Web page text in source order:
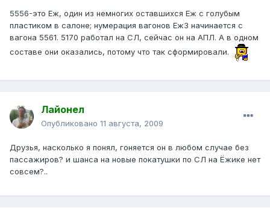
5556-это Еж, один из немногих оставшихся Еж с голубым
пластиком в салоне; нумерация вагонов Еж3 начинается с
вагона 5561. 5170 работал на СЛ, сейчас он на АПЛ. А в одном
составе они оказались, потому что так сформировали.
Лайонел
Опубликовано 11 августа, 2009
Друзья, насколько я понял, гоняется он в любом случае без
пассажиров? и шанса на новые покатушки по СЛ на Ёжике нет
совсем?..